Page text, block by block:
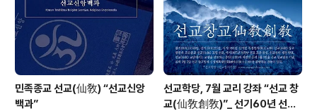
민족종교 선교(仙敎) “선교신앙
백과”
선교학당, 7월 교리 강좌 “선교 창
교(仙敎創敎)”_ 선기60년 선교